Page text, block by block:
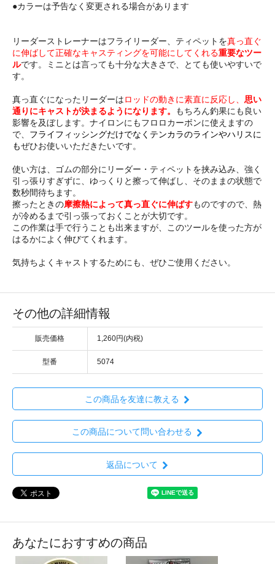
●カラーは予告なく変更される場合があります
リーダーストレーナーはフライリーダー、ティペットを真っ直ぐ
に伸ばして正確なキャスティングを可能にしてくれる重要なツー
ルです。ミニとは言っても十分な大きさで、とても使いやすいで
す。
真っ直ぐになったリーダーはロッドの動きに素直に反応し、 思い
通りにキャストが決まるようになります。
もちろん釣果にも良い
影響を及ぼします。ナイロンにもフロロカーボンに使えますの
で、 フライフィッシングだけでなくテンカラのラインやハリスに
もぜひお使いいただきたいです。
使い方は、ゴムの部分にリーダー・ティペットを挟み込み、強く
引っ張りすぎずに、ゆっくりと擦って伸ばし、そのままの状態で
数秒間待ちます。
擦ったときの摩擦熱によって真っ直ぐに伸ばすものですので、熱
が冷めるまで引っ張っておくことが大切です。
この作業は手で行うことも出来ますが、このツールを使った方が
はるかによく伸びてくれます。
気持ちよくキャストするためにも、ぜひご使用ください。
その他の詳細情報
販売価格 1,260円(内税)
型番 5074
この商品を友達に教える
この商品について問い合わせる
返品について
あなたにおすすめの商品